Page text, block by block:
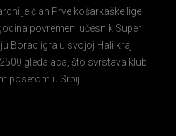
je član Prve košarkaške lige
povremeni učesnik Super
Borac igra u svojoj Hali kraj
gledalaca, što svrstava klub
posetom u Srbiji.